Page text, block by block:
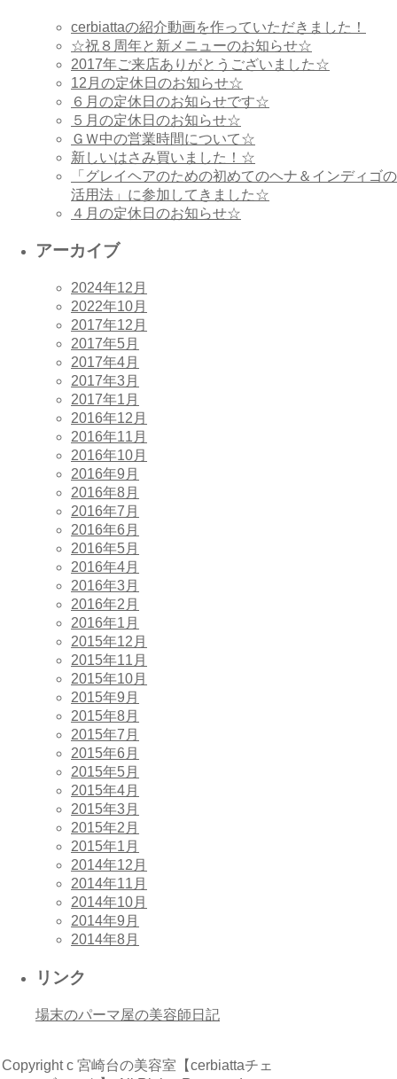
cerbiattaの紹介動画を作っていただきました！
☆祝８周年と新メニューのお知らせ☆
2017年ご来店ありがとうございました☆
12月の定休日のお知らせ☆
６月の定休日のお知らせです☆
５月の定休日のお知らせ☆
ＧＷ中の営業時間について☆
新しいはさみ買いました！☆
「グレイヘアのための初めてのヘナ＆インディゴの
活用法」に参加してきました☆
４月の定休日のお知らせ☆
アーカイブ
2024年12月
2022年10月
2017年12月
2017年5月
2017年4月
2017年3月
2017年1月
2016年12月
2016年11月
2016年10月
2016年9月
2016年8月
2016年7月
2016年6月
2016年5月
2016年4月
2016年3月
2016年2月
2016年1月
2015年12月
2015年11月
2015年10月
2015年9月
2015年8月
2015年7月
2015年6月
2015年5月
2015年4月
2015年3月
2015年2月
2015年1月
2014年12月
2014年11月
2014年10月
2014年9月
2014年8月
リンク
場末のパーマ屋の美容師日記
Copyright c 宮崎台の美容室【cerbiattaチェ